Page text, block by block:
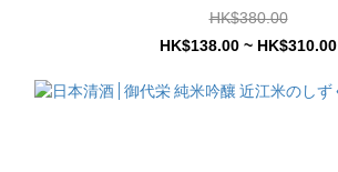
HK$380.00
HK$138.00 ~ HK$310.00